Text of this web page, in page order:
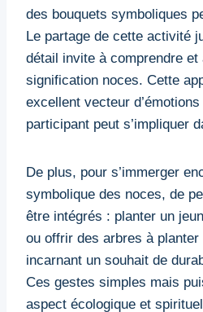
des bouquets symboliques
Le partage de cette activité
détail invite à comprendre
signification noces. Cette
excellent vecteur
participant peut s’impliquer
De plus, pour s’immerger
symbolique des noces, de
être intégrés : planter un
ou offrir des arbres à
incarnant un souhait de
Ces gestes simples mais
aspect écologique et